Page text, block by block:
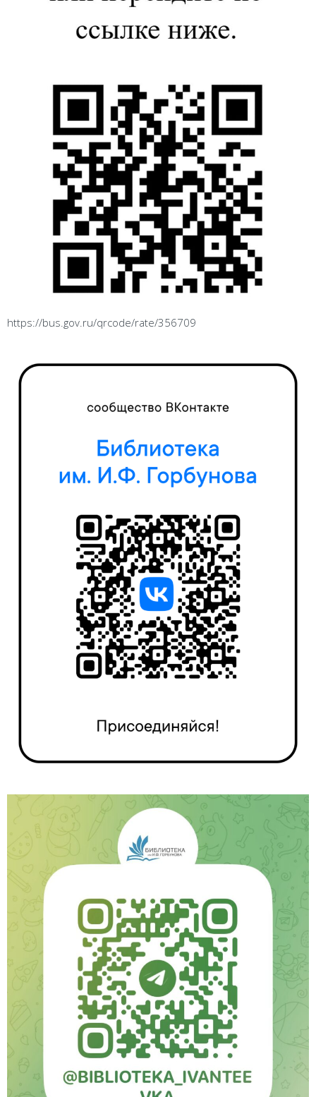
https://bus.gov.ru/qrcode/rate/356709